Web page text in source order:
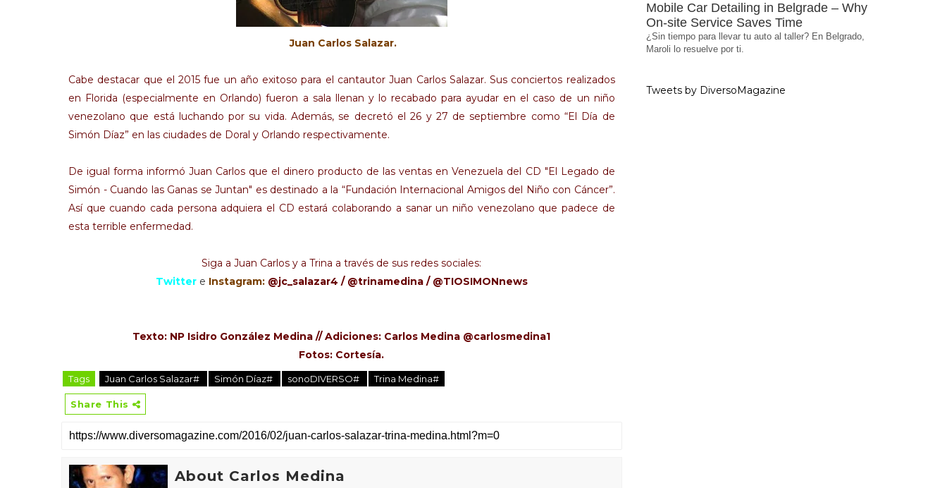
Juan Carlos Salazar.
Cabe destacar que el 2015 fue un año exitoso para el cantautor Juan Carlos Salazar. Sus conciertos realizados
en Florida (especialmente en Orlando) fueron a sala llenan y lo recabado para ayudar en el caso de un niño
venezolano que está luchando por su vida. Además, se decretó el 26 y 27 de septiembre como “El Día de
Simón Díaz” en las ciudades de Doral y Orlando respectivamente.
De igual forma informó Juan Carlos que el dinero producto de las ventas en Venezuela del CD "El Legado de
Simón - Cuando las Ganas se Juntan" es destinado a la “Fundación Internacional Amigos del Niño con Cáncer”.
Así que cuando cada persona adquiera el CD estará colaborando a sanar un niño venezolano que padece de
esta terrible enfermedad.
Siga a Juan Carlos y a Trina a través de sus redes sociales:
Twitter e Instagram: @jc_salazar4 / @trinamedina / @TIOSIMONnews
Texto: NP Isidro González Medina // Adiciones: Carlos Medina @carlosmedina1
Fotos: Cortesía.
Tags Juan Carlos Salazar# Simón Díaz# sonoDIVERSO# Trina Medina#
Share This
About Carlos Medina
Mobile Car Detailing in Belgrade – Why
On-site Service Saves Time
¿Sin tiempo para llevar tu auto al taller? En Belgrado,
Maroli lo resuelve por ti.
Tweets by DiversoMagazine